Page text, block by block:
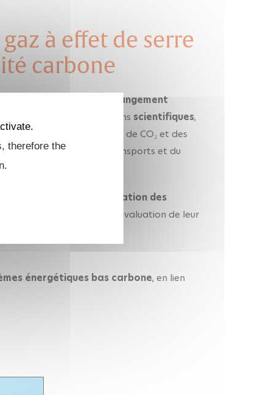
à effet de serre
carbone
changement
s’intéresse aux solutions scientifiques,
les émissions de CO₂ et des
de l’industrie, des transports et du
l’optimisation des
du carbone
, ainsi que l’évaluation de leur
énergétiques bas carbone, en lien
therefore the